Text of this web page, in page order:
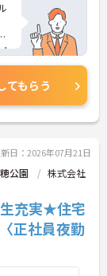
てもらう
日：2026年07月21日
公園
株式会社
生充実★住宅
正社員夜勤